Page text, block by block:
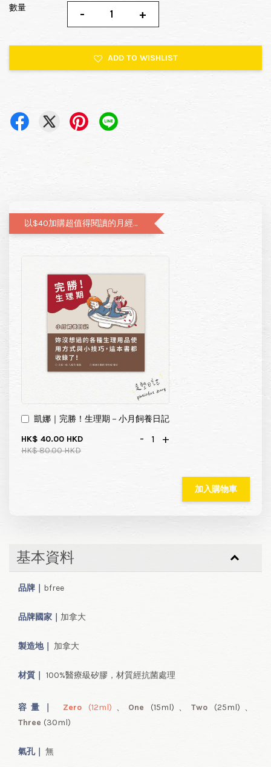
數量 - +
ADD TO WISHLIST
以$40加購超值得閱讀的月經圖文書—小月飼養日記
凱娜｜完勝！生理期－小月飼養日記
HK$ 40.00 HKD
HK$ 80.00 HKD
- +
加入購物車
基本資料
品牌｜ bfree
品牌國家｜ 加拿大
製造地｜ 加拿大
材質｜ 100%醫療級矽膠，材質經抗菌處理
容量 Zero (12ml) 、 One (15ml) 、Two (25ml) 、
Three (30ml)
氣孔｜ 無